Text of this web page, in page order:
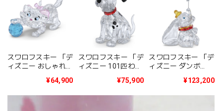
スワロフスキー 「デ
ィズニー おしゃれキ
Aristocats - Marie」
¥64,900
スワロフスキー 「デ
ィズニー 101匹わん
Dalmatians -¥75,900
スワロフスキー 「デ
ィズニー ダンボ
¥123,200